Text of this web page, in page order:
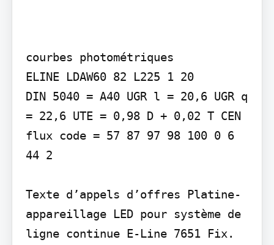
courbes photométriques
ELINE LDAW60 82 L225 1 20
DIN 5040 = A40 UGR l = 20,6 UGR q
= 22,6 UTE = 0,98 D + 0,02 T CEN
flux code = 57 87 97 98 100 0 6
44 2
Texte d’appels d’offres Platine-
appareillage LED pour système de
ligne continue E-Line 7651 Fix.